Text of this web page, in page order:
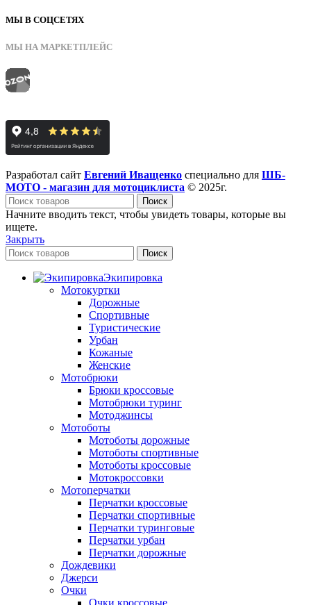
МЫ В СОЦСЕТЯХ
МЫ НА МАРКЕТПЛЕЙС
Разработал сайт Евгений Иващенко специально для ШБ-
МОТО - магазин для мотоциклиста © 2025г.
Поиск
Начните вводить текст, чтобы увидеть товары, которые вы
ищете.
Закрыть
Поиск
Экипировка
Мотокуртки
Дорожные
Спортивные
Туристические
Урбан
Кожаные
Женские
Мотобрюки
Брюки кроссовые
Мотобрюки туринг
Мотоджинсы
Мотоботы
Мотоботы дорожные
Мотоботы спортивные
Мотоботы кроссовые
Мотокроссовки
Мотоперчатки
Перчатки кроссовые
Перчатки спортивные
Перчатки туринговые
Перчатки урбан
Перчатки дорожные
Дождевики
Джерси
Очки
Очки кроссовые